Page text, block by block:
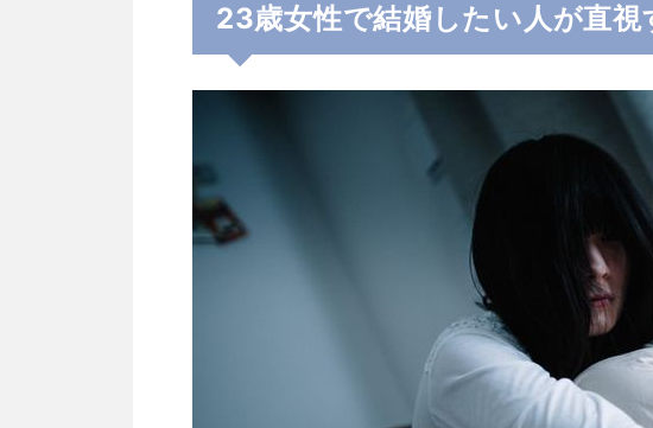
23歳女性で結婚したい人が直